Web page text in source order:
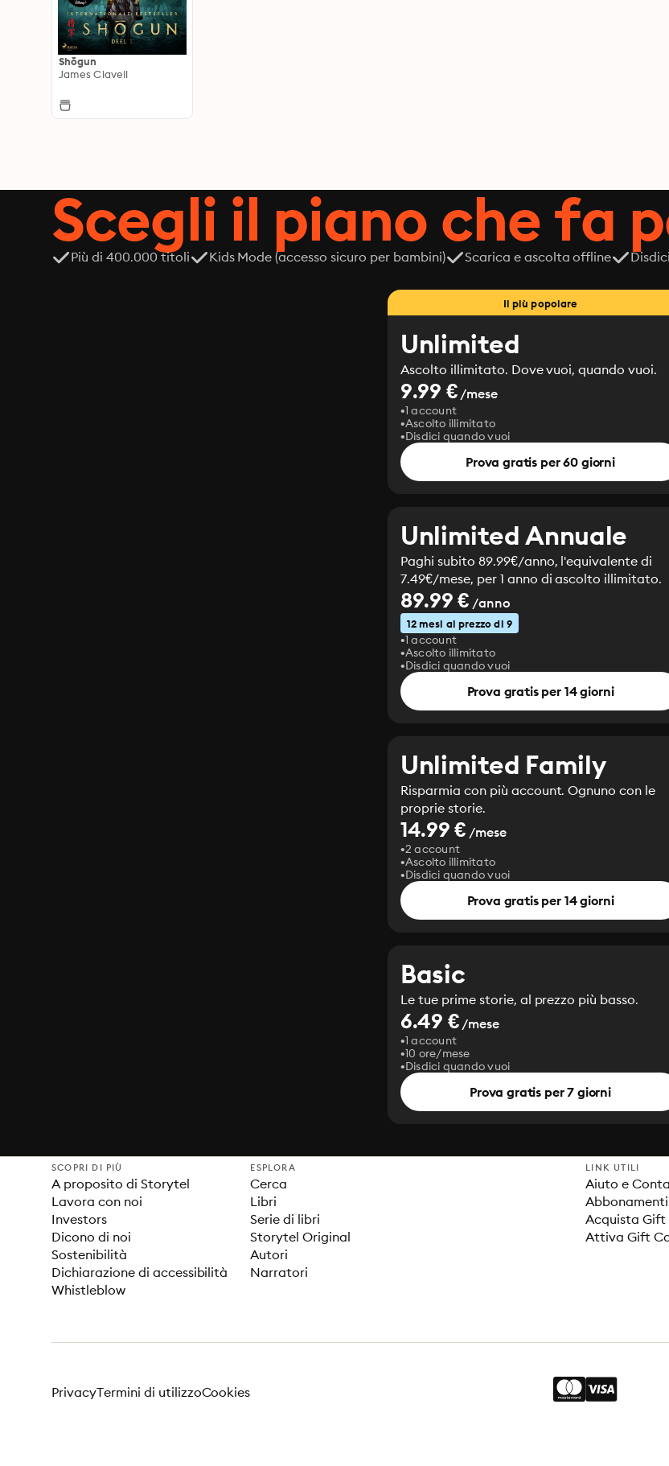
Shōgun
James Clavell
Scegli il piano che fa
Più di 400.000 titoli Kids Mode (accesso sicuro per bambini) Scarica e ascolta offline
Il più popolare
Unlimited
Ascolto illimitato. Dove vuoi, quando vuoi.
9.99 €/mese
1 account
Ascolto illimitato
Disdici quando vuoi
Prova gratis per 60 giorni
Unlimited Annuale
Paghi subito 89.99€/anno, l'equivalente di
7.49€/mese, per 1 anno di ascolto illimitato.
89.99 € /anno
12 mesi al prezzo di 9
1 account
Ascolto illimitato
Disdici quando vuoi
Prova gratis per 14 giorni
Unlimited Family
Risparmia con più account. Ognuno con le
proprie storie.
14.99 € /mese
2 account
Ascolto illimitato
Disdici quando vuoi
Prova gratis per 14 giorni
Basic
Le tue prime storie, al prezzo più basso.
6.49 €/mese
1 account
10 ore/mese
Disdici quando vuoi
Prova gratis per 7 giorni
SCOPRI DI PIÙ
A proposito di Storytel
Lavora con noi
Investors
Dicono di noi
Sostenibilità
Dichiarazione di accessibilità
Whistleblow
ESPLORA
Cerca
Libri
Serie di libri
Storytel Original
Autori
Narratori
LINK UTILI
Aiuto e
Abbonamenti
Acquista Gift
Attiva Gift
PrivacyTermini di utilizzoCookies